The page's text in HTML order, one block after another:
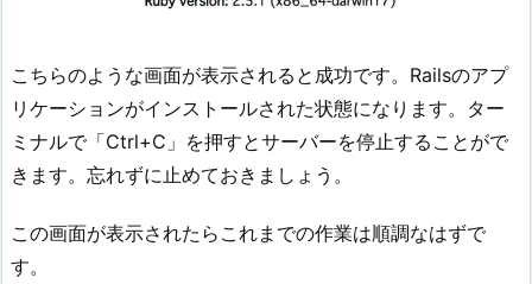
こちらのような画面が表示されると成功です。Railsのアプ
リケーションがインストールされた状態になります。ター
ミナルで「Ctrl+C」を押すとサーバーを停止することがで
きます。忘れずに止めておきましょう。
この画面が表示されたらこれまでの作業は順調なはずで
す。